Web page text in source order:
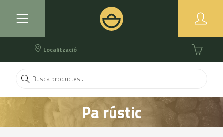
Localització
Pa rústic